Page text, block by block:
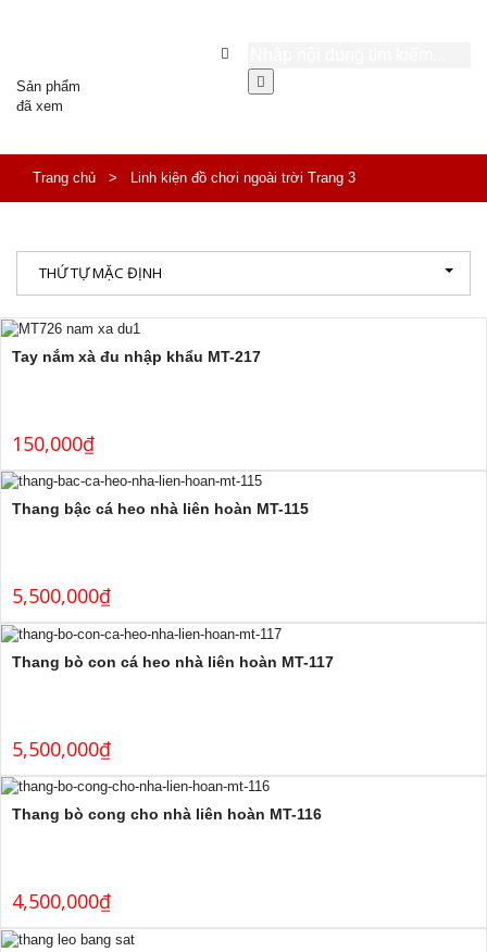
Sản phẩm
đã xem
Trang chủ > Linh kiện đồ chơi ngoài trời Trang 3
THỨ TỰ MẶC ĐỊNH
Tay nắm xà đu nhập khẩu MT-217
150,000₫
Thang bậc cá heo nhà liên hoàn MT-115
5,500,000₫
Thang bò con cá heo nhà liên hoàn MT-117
5,500,000₫
Thang bò cong cho nhà liên hoàn MT-116
4,500,000₫